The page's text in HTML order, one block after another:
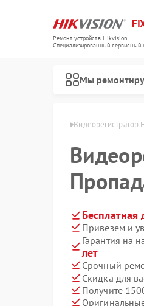
Ремонт устройств Hikvision
Специализированный cервисный
Мы
в Тольятти Видеорегистратор
Бесплатная
Привезем и
Гарантия на
лет
Срочный
Скидка для
Получите